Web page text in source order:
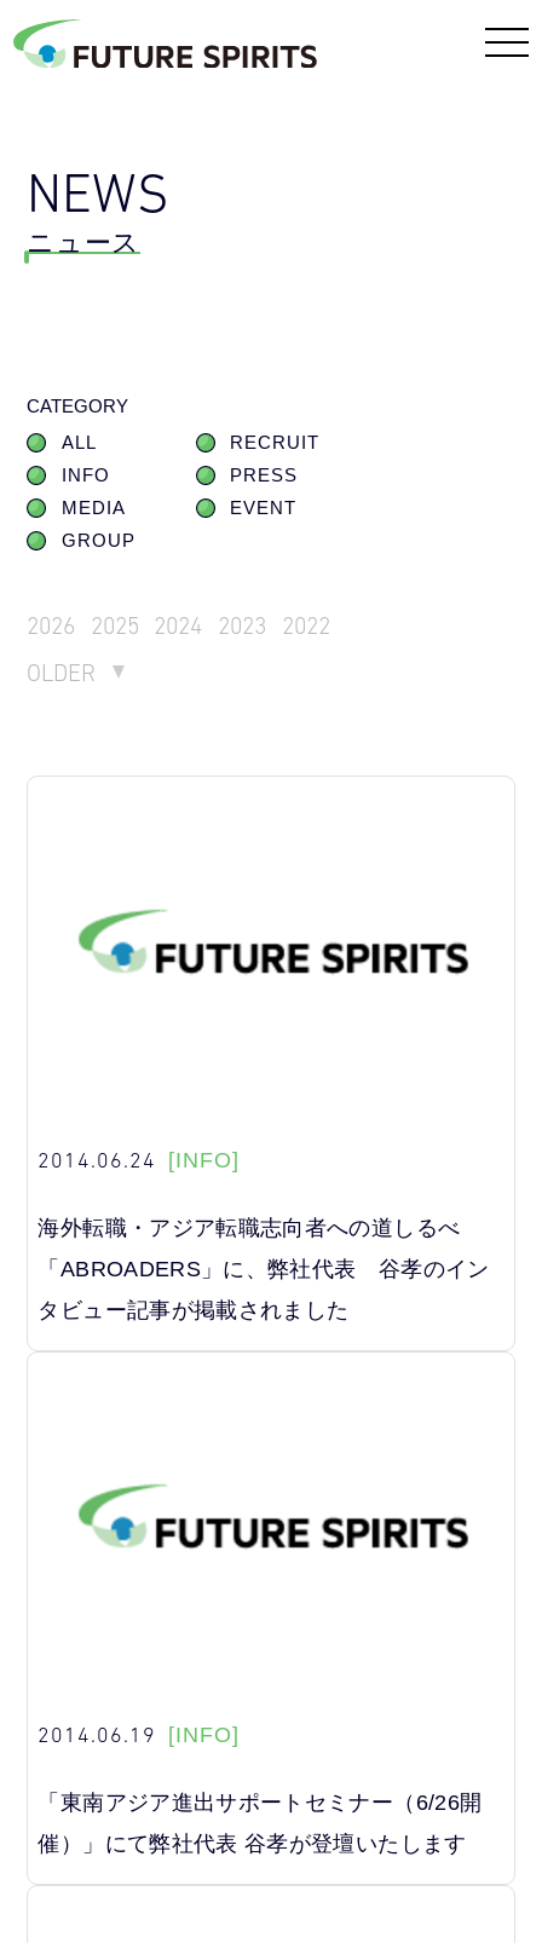
NEWS
ニュース
CATEGORY
ALL
RECRUIT
INFO
PRESS
MEDIA
EVENT
GROUP
2026 2025 2024 2023
2022
OLDER
2014.06.24 [INFO]
海外転職・アジア転職志向者への道しるべ
「ABROADERS」に、弊社代表 谷孝のイン
タビュー記事が掲載されました
2014.06.19 [INFO]
「東南アジア進出サポートセミナー（6/26開
催）」にて弊社代表 谷孝が登壇いたします